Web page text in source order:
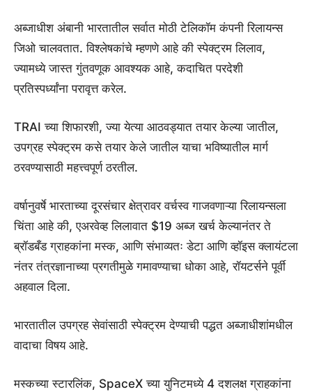
अब्जाधीश अंबानी भारतातील सर्वात मोठी टेलिकॉम कंपनी रिलायन्स
जिओ चालवतात. विश्लेषकांचे म्हणणे आहे की स्पेक्ट्रम लिलाव,
ज्यामध्ये जास्त गुंतवणूक आवश्यक आहे, कदाचित परदेशी
प्रतिस्पर्ध्यांना परावृत्त करेल.
TRAI च्या शिफारशी, ज्या येत्या आठवड्यात तयार केल्या जातील,
उपग्रह स्पेक्ट्रम कसे तयार केले जातील याचा भविष्यातील मार्ग
ठरवण्यासाठी महत्त्वपूर्ण ठरतील.
वर्षानुवर्षे भारताच्या दूरसंचार क्षेत्रावर वर्चस्व गाजवणाऱ्या रिलायन्सला
चिंता आहे की, एअरवेव्ह लिलावात $19 अब्ज खर्च केल्यानंतर ते
ब्रॉडबँड ग्राहकांना मस्क, आणि संभाव्यतः डेटा आणि व्हॉइस क्लायंटला
नंतर तंत्रज्ञानाच्या प्रगतीमुळे गमावण्याचा धोका आहे, रॉयटर्सने पूर्वी
अहवाल दिला.
भारतातील उपग्रह सेवांसाठी स्पेक्ट्रम देण्याची पद्धत अब्जाधीशांमधील
वादाचा विषय आहे.
मस्कच्या स्टारलिंक, SpaceX च्या युनिटमध्ये 4 दशलक्ष ग्राहकांना